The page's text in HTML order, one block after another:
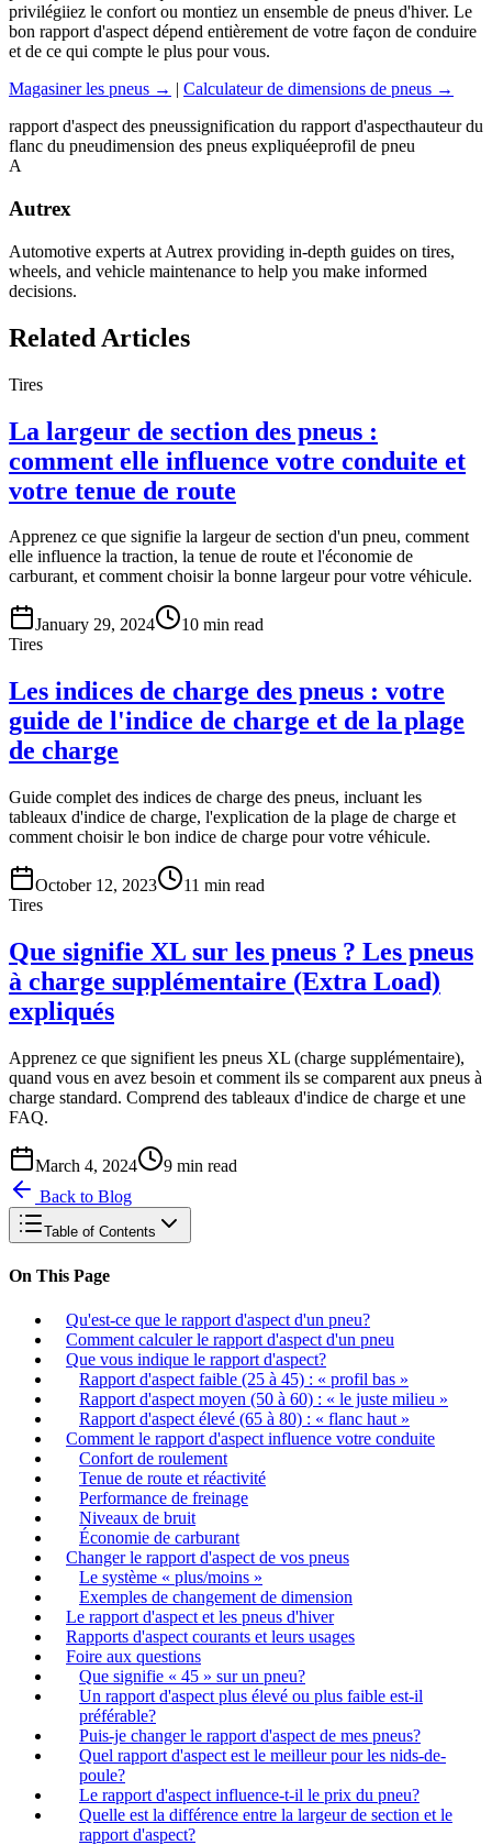
privilégiiez le confort ou montiez un ensemble de pneus d'hiver. Le
bon rapport d'aspect dépend entièrement de votre façon de conduire
et de ce qui compte le plus pour vous.
Magasiner les pneus → | Calculateur de dimensions de pneus →
rapport d'aspect des pneussignification du rapport d'aspecthauteur du
flanc du pneudimension des pneus expliquéeprofil de pneu
A
Autrex
Automotive experts at Autrex providing in-depth guides on tires,
wheels, and vehicle maintenance to help you make informed
decisions.
Related Articles
Tires
La largeur de section des pneus :
comment elle influence votre conduite et
votre tenue de route
Apprenez ce que signifie la largeur de section d'un pneu, comment
elle influence la traction, la tenue de route et l'économie de
carburant, et comment choisir la bonne largeur pour votre véhicule.
January 29, 2024 10 min read
Tires
Les indices de charge des pneus : votre
guide de l'indice de charge et de la plage
de charge
Guide complet des indices de charge des pneus, incluant les
tableaux d'indice de charge, l'explication de la plage de charge et
comment choisir le bon indice de charge pour votre véhicule.
October 12, 2023 11 min read
Tires
Que signifie XL sur les pneus ? Les pneus
à charge supplémentaire (Extra Load)
expliqués
Apprenez ce que signifient les pneus XL (charge supplémentaire),
quand vous en avez besoin et comment ils se comparent aux pneus à
charge standard. Comprend des tableaux d'indice de charge et une
FAQ.
March 4, 2024 9 min read
Back to Blog
Table of Contents
On This Page
Qu'est-ce que le rapport d'aspect d'un pneu?
Comment calculer le rapport d'aspect d'un pneu
Que vous indique le rapport d'aspect?
Rapport d'aspect faible (25 à 45) : « profil bas »
Rapport d'aspect moyen (50 à 60) : « le juste milieu »
Rapport d'aspect élevé (65 à 80) : « flanc haut »
Comment le rapport d'aspect influence votre conduite
Confort de roulement
Tenue de route et réactivité
Performance de freinage
Niveaux de bruit
Économie de carburant
Changer le rapport d'aspect de vos pneus
Le système « plus/moins »
Exemples de changement de dimension
Le rapport d'aspect et les pneus d'hiver
Rapports d'aspect courants et leurs usages
Foire aux questions
Que signifie « 45 » sur un pneu?
Un rapport d'aspect plus élevé ou plus faible est-il
préférable?
Puis-je changer le rapport d'aspect de mes pneus?
Quel rapport d'aspect est le meilleur pour les nids-de-
poule?
Le rapport d'aspect influence-t-il le prix du pneu?
Quelle est la différence entre la largeur de section et le
rapport d'aspect?